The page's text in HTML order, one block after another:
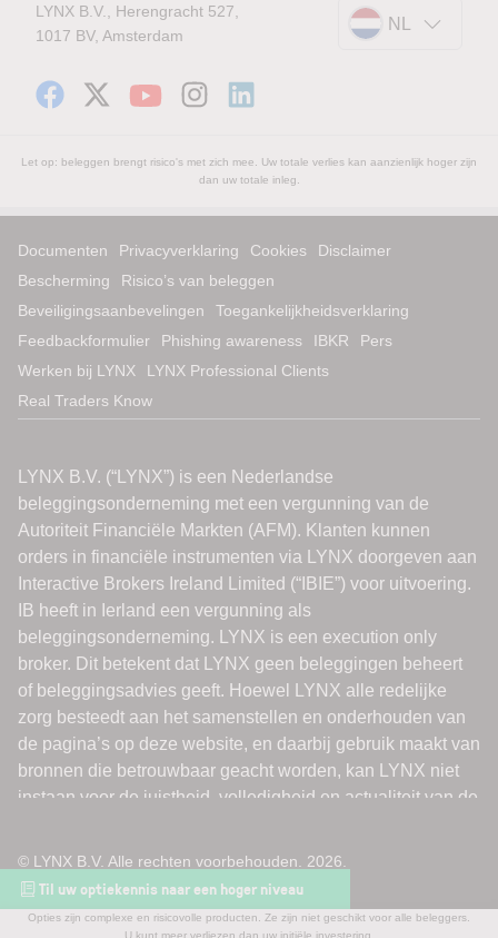
LYNX B.V., Herengracht 527,
1017 BV, Amsterdam
NL
Let op: beleggen brengt risico's met zich mee. Uw totale verlies kan aanzienlijk hoger zijn
dan uw totale inleg.
Documenten Privacyverklaring Cookies
Disclaimer
Bescherming
Risico’s van beleggen
Beveiligingsaanbevelingen
Toegankelijkheidsverklaring
Feedbackformulier
Phishing awareness IBKR
Pers
Werken bij LYNX
LYNX Professional Clients
Real Traders Know
© LYNX B.V. Alle rechten voorbehouden. 2026.
Til uw optiekennis naar een hoger niveau
Opties zijn complexe en risicovolle producten. Ze zijn niet geschikt voor alle beleggers.
U kunt meer verliezen dan uw initiële investering.